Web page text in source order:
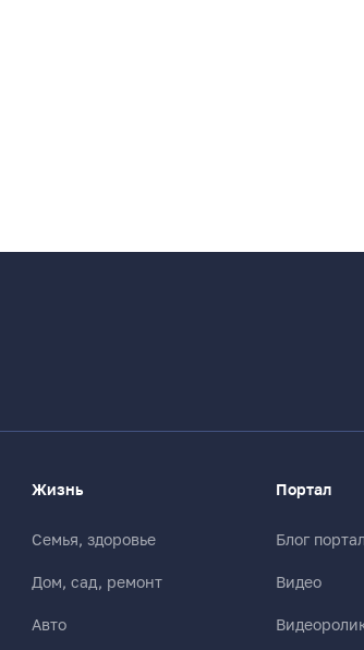
Жизнь
Семья, здоровье
Дом, сад, ремонт
Авто
Портал
Блог
Видео